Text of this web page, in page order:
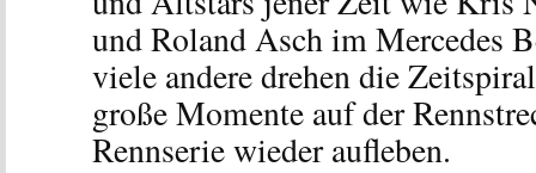
und Roland Asch im Mercedes
viele andere drehen die
große Momente auf der
Rennserie wieder aufleben.